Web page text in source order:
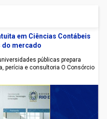
em Ciências Contábeis
do mercado
públicas prepara
perícia e consultoria O Consórcio